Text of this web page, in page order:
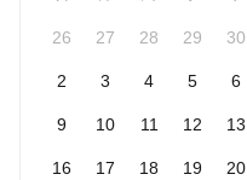
26 27 28 29 30
2 3 4 5 6
9 10 11 12 13
16 17 18 19 20